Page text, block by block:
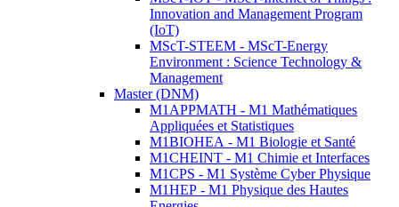
Innovation and Management Program
(IoT)
MScT-STEEM - MScT-Energy
Environment : Science Technology &
Management
Master (DNM)
M1APPMATH - M1 Mathématiques
Appliquées et Statistiques
M1BIOHEA - M1 Biologie et Santé
M1CHEINT - M1 Chimie et Interfaces
M1CPS - M1 Système Cyber Physique
M1HEP - M1 Physique des Hautes